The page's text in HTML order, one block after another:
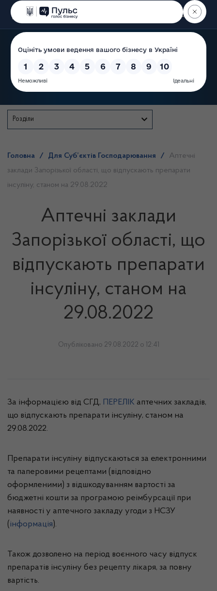
Пошук
Розділи
Головна / Для Суб’єктів Господарювання /
Аптечні
заклади Запорізької області, що відпускають препарати
інсуліну, станом на 29.08.2022
Аптечні заклади
Запорізької області, що
відпускають препарати
інсуліну, станом на
29.08.2022
Опубліковано 29.08.2022 о 12:41
За інформацією від СГД, ПЕРЕЛІК аптечних закладів,
що відпускають препарати інсуліну, станом на
29.08.2022.
Препарати інсуліну відпускаються за електронними
та паперовими рецептами (відповідно
оформленими) з відшкодуванням вартості за
бюджетні кошти за програмою реімбурсації при
наявності у аптечного закладу угоди з НСЗУ
( інформація).
Також дозволено на період воєнного часу відпуск
препаратів інсуліну без рецепту лікаря, за повну
вартість.